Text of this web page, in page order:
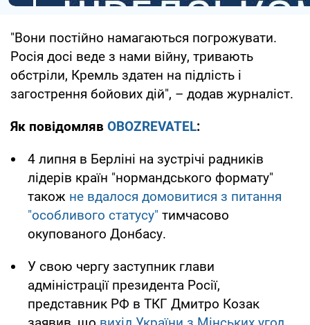
"Вони постійно намагаються погрожувати.
Росія досі веде з нами війну, тривають
обстріли, Кремль здатен на підлість і
загострення бойових дій", – додав журналіст.
Як повідомляв OBOZREVATEL:
4 липня в Берліні на зустрічі радників
лідерів країн "нормандського формату"
також не вдалося домовитися з питання
"особливого статусу" тимчасово
окупованого Донбасу.
У свою чергу заступник глави
адміністрації президента Росії,
представник РФ в ТКГ Дмитро Козак